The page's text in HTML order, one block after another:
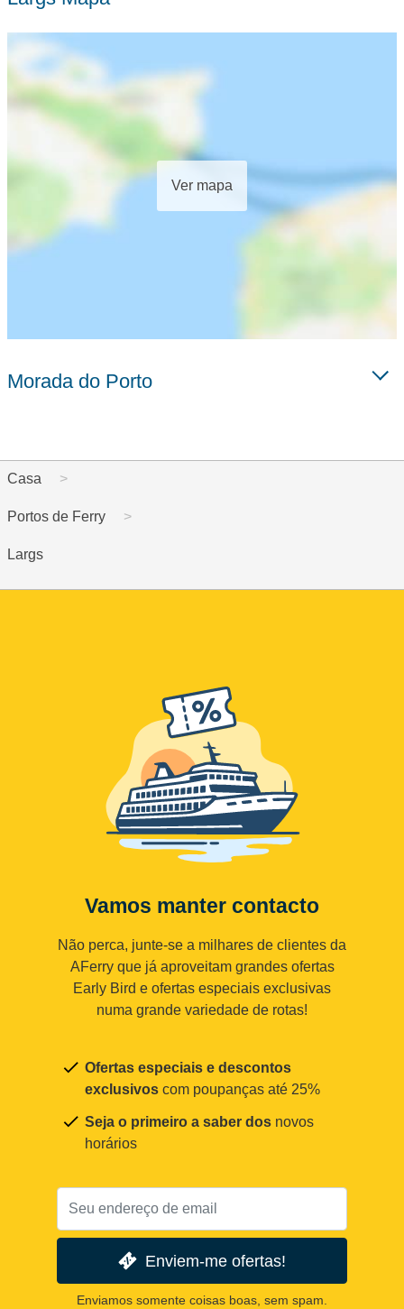
Ver mapa
Morada do Porto
Casa
Portos de Ferry
Largs
Vamos manter contacto
Não perca, junte-se a milhares de clientes da
AFerry que já aproveitam grandes ofertas
Early Bird e ofertas especiais exclusivas
numa grande variedade de rotas!
Ofertas especiais e descontos
exclusivos com poupanças até 25%
Seja o primeiro a saber dos novos
horários
Enviem-me ofertas!
Enviamos somente coisas boas, sem spam.